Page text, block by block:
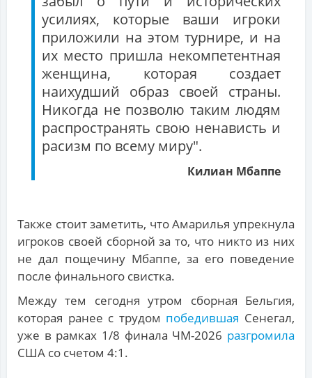
усилиях, которые ваши игроки
приложили на этом турнире, и на
их место пришла некомпетентная
женщина, которая создает
наихудший образ своей страны.
Никогда не позволю таким людям
распространять свою ненависть и
расизм по всему миру".
Килиан Мбаппе
Также стоит заметить, что Амарилья упрекнула
игроков своей сборной за то, что никто из них
не дал пощечину Мбаппе, за его поведение
после финального свистка.
Между тем сегодня утром сборная Бельгия,
которая ранее с трудом победившая Сенегал,
уже в рамках 1/8 финала ЧМ-2026 разгромила
США со счетом 4:1.